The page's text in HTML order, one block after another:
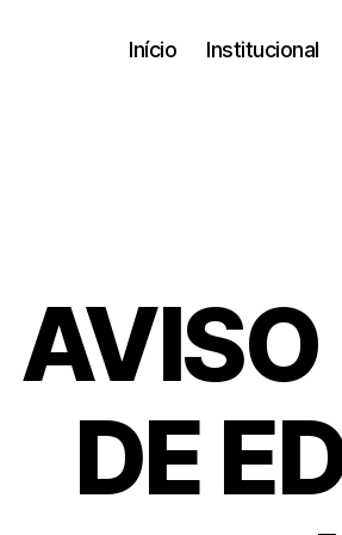
Início Institucional
AVISO
DE